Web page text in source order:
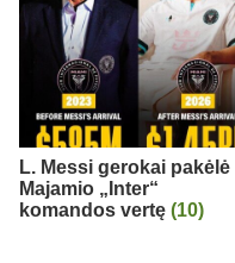
L. Messi gerokai pakėlė
Majamio „Inter“
komandos vertę (10)